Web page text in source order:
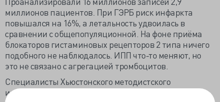
миллионов пациентов. При ГЭРБ риск инфаркта
повышался на 16%, а летальность удвоилась в
сравнении с общепопуляционной. На фоне приёма
блокаторов гистаминовых рецепторов 2 типа ничего
подобного не наблюдалось. ИПП что-то меняют, но
это не связано с агрегацией тромбоцитов.
Специалисты Хьюстонского методистского
исследовательского института на клеточном уровне